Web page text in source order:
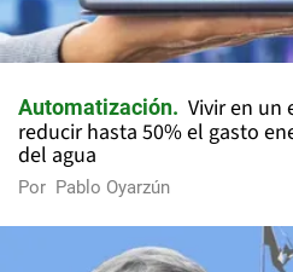
Automatización
Vivir en un
reducir hasta 50% el gasto
del agua
Por Pablo Oyarzún